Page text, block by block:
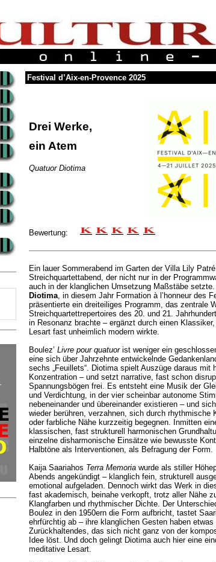
Festival d’Aix-en-Provence 2025
Drei Werke,
ein Atem
Quatuor Diotima
Bewertung:
Ein lauer Sommerabend im Garten der Villa Lily
Streichquartettabend, der nicht nur in der
auch in der klanglichen Umsetzung Maßstäbe setzte.
Diotima, in diesem Jahr Formation à l’honneur des
präsentierte ein dreiteiliges Programm, das zentrale
Streichquartettrepertoires des 20. und 21.
in Resonanz brachte – ergänzt durch einen
Lesart fast unheimlich modern wirkte.
Boulez’ Livre pour quatuorist weniger ein
eine sich über Jahrzehnte entwickelnde
sechs „Feuillets“. Diotima spielt Auszüge daraus mit
Konzentration – und setzt narrative, fast schon
Spannungsbögen frei. Es entsteht eine Musik der
und Verdichtung, in der vier scheinbar autonome
nebeneinander und übereinander existieren – und
wieder berühren, verzahnen, sich durch rhythmische
oder farbliche Nähe kurzzeitig begegnen. Inmitten
klassischen, fast strukturell harmonischen
einzelne disharmonische Einsätze wie bewusste
Halbtöne als Interventionen, als Befragung der Form.
Kaija Saariahos Terra Memoriawurde als stiller
Abends angekündigt – klanglich fein, strukturell
emotional aufgeladen. Dennoch wirkt das Werk in
fast akademisch, beinahe verkopft, trotz aller Nähe
Klangfarben und rhythmischer Dichte. Der
Boulez in den 1950ern die Form aufbricht, tastet
ehrfürchtig ab – ihre klanglichen Gesten haben etwas
Zurückhaltendes, das sich nicht ganz von der
Idee löst. Und doch gelingt Diotima auch hier eine
meditative Lesart.